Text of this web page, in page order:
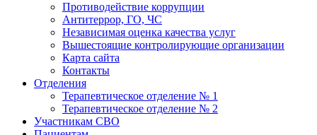
Противодействие коррупции
Антитеррор, ГО, ЧС
Независимая оценка качества услуг
Вышестоящие контролирующие организации
Карта сайта
Контакты
Отделения
Терапевтическое отделение № 1
Терапевтическое отделение № 2
Участникам СВО